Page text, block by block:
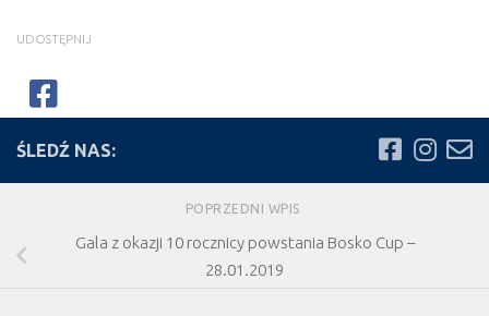
UDOSTĘPNIJ
ŚLEDŹ NAS:
POPRZEDNI WPIS
Gala z okazji 10 rocznicy powstania Bosko Cup –
28.01.2019